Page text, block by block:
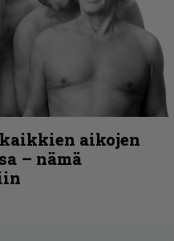
aikojen
– nämä